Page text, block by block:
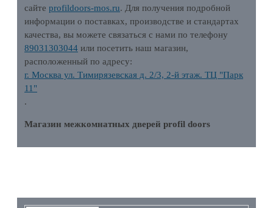
сайте profildoors-mos.ru. Для получения подробной
информации о поставках, производстве и стандартах
качества, вы можете связаться с нами по телефону
89031303044 или посетить наш магазин,
расположенный по адресу:
г. Москва ул. Тимирязевская д. 2/3, 2-й этаж. ТЦ "Парк
11"
.
Магазин межкомнатных дверей profil doors